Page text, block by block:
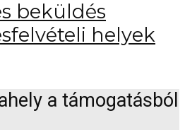
beküldés
helyek